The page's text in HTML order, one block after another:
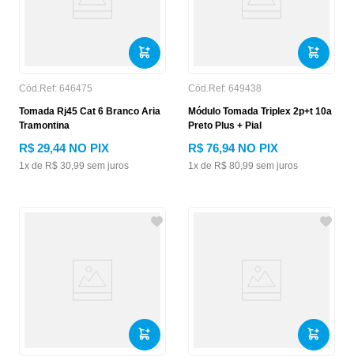
Cód.Ref: 646475
Tomada Rj45 Cat 6 Branco Aria
Tramontina
R$ 29,44NO PIX
1x de R$ 30,99 sem juros
Cód.Ref: 649438
Módulo Tomada Triplex 2p+t 10a
Preto Plus + Pial
R$ 76,94NO PIX
1x de R$ 80,99 sem juros